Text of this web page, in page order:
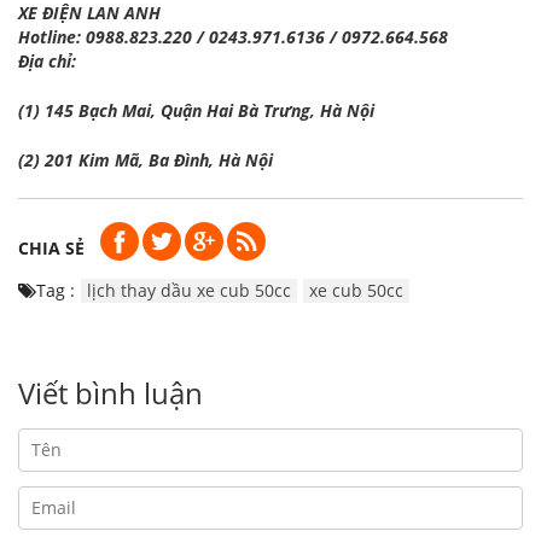
XE ĐIỆN LAN ANH
Hotline: 0988.823.220 / 0243.971.6136 / 0972.664.568
Địa chỉ:
(1) 145 Bạch Mai, Quận Hai Bà Trưng, Hà Nội
(2) 201 Kim Mã, Ba Đình, Hà Nội
CHIA SẺ
Tag :
lịch thay dầu xe cub 50cc xe cub 50cc
Viết bình luận